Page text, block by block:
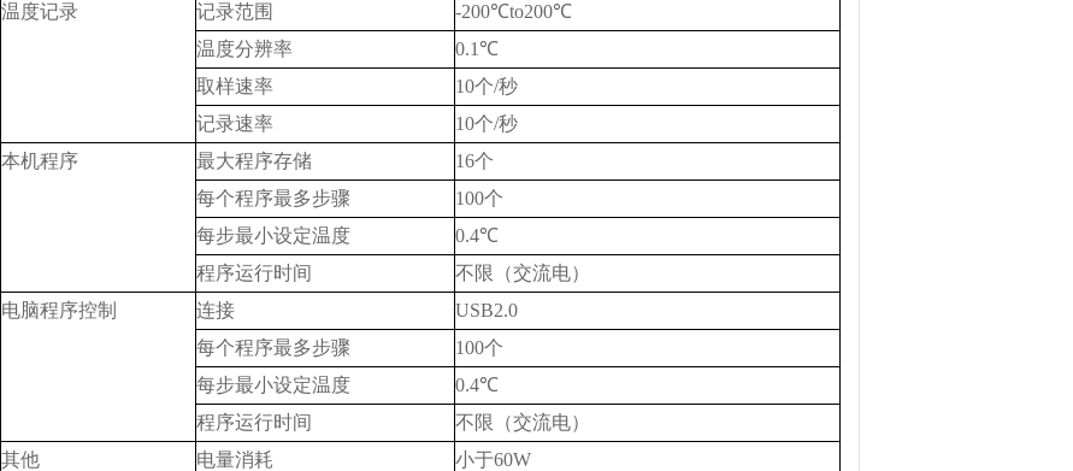
温度记录
记录范围 -200℃to200℃
温度分辨率
0.1 ℃
取样速率
10个/秒
记录速率
10个/秒
本机程序
最大程序存储 16个
每个程序最多步骤
100个
每步最小设定温度
0.4℃
程序运行时间
不限（交流电）
电脑程序控制
连接
USB2.0
每个程序最多步骤
100个
每步最小设定温度
0.4℃
程序运行时间
不限（交流电）
其他
电量消耗 小于60W